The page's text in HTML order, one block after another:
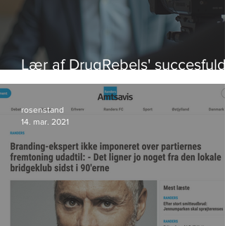
Lær af DrugRebels'
videoeksempler
rosenstand
14. mar. 2021